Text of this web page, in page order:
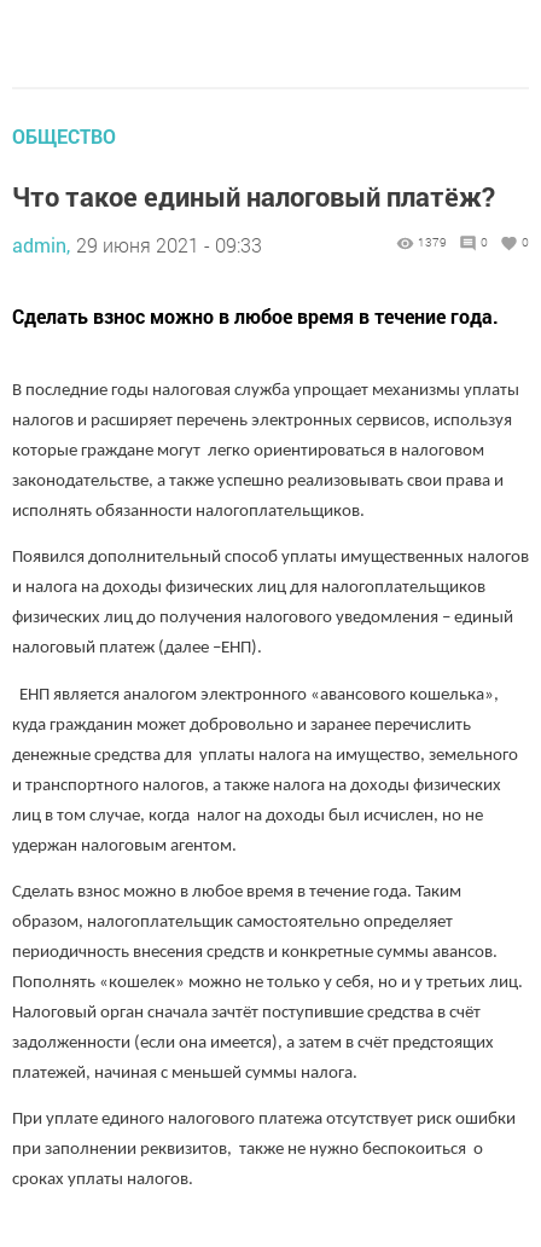
ОБЩЕСТВО
Что такое единый налоговый платёж?
admin, 29 июня 2021 - 09:33 1379 0 0
Сделать взнос можно в любое время в течение года.
В последние годы налоговая служба упрощает механизмы уплаты
налогов и расширяет перечень электронных сервисов, используя
которые граждане могут легко ориентироваться в налоговом
законодательстве, а также успешно реализовывать свои права и
исполнять обязанности налогоплательщиков.
Появился дополнительный способ уплаты имущественных налогов
и налога на доходы физических лиц для налогоплательщиков
физических лиц до получения налогового уведомления – единый
налоговый платеж (далее –ЕНП).
ЕНП является аналогом электронного «авансового кошелька»,
куда гражданин может добровольно и заранее перечислить
денежные средства для уплаты налога на имущество, земельного
и транспортного налогов, а также налога на доходы физических
лиц в том случае, когда налог на доходы был исчислен, но не
удержан налоговым агентом.
Сделать взнос можно в любое время в течение года. Таким
образом, налогоплательщик самостоятельно определяет
периодичность внесения средств и конкретные суммы авансов.
Пополнять «кошелек» можно не только у себя, но и у третьих лиц.
Налоговый орган сначала зачтёт поступившие средства в счёт
задолженности (если она имеется), а затем в счёт предстоящих
платежей, начиная с меньшей суммы налога.
При уплате единого налогового платежа отсутствует риск ошибки
при заполнении реквизитов, также не нужно беспокоиться о
сроках уплаты налогов.